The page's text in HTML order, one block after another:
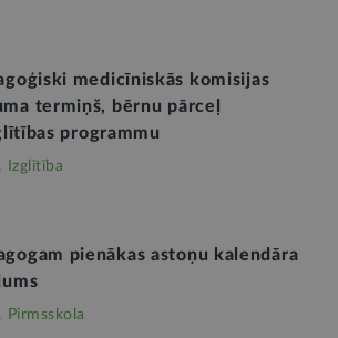
medicīniskās komisijas
termiņš, bērnu pārceļ
programmu
Izglītība
pienākas astoņu kalendāra
Pirmsskola